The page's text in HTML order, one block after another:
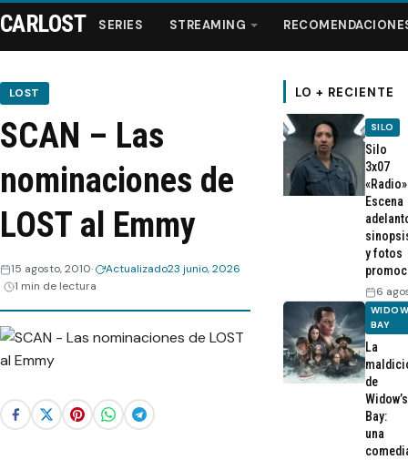
Series
Streaming
Recomendaciones
Videos
Webisodios
CARLOST SERIES STREAMING
LOST
SCAN – Las
nominaciones de
LOST al Emmy
15 agosto, 2010 Actualizado23 junio, 2026
1 min de lectura
LO + RECIENTE
SILO
Silo
3x07
Escena
y fotos
6
BAY
La
de
Widow’s
Bay:
una